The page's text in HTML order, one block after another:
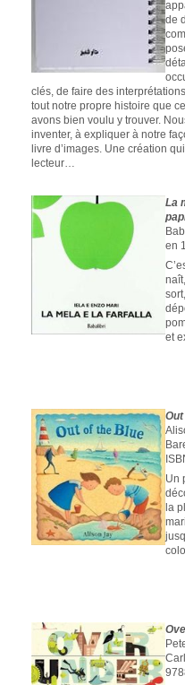
de
clés, de faire des
tout notre propre histoire que
avons bien voulu y trouver.
inventer, à expliquer à notre
livre d’images. Une création
lecteur…
La
en
et
Un
la